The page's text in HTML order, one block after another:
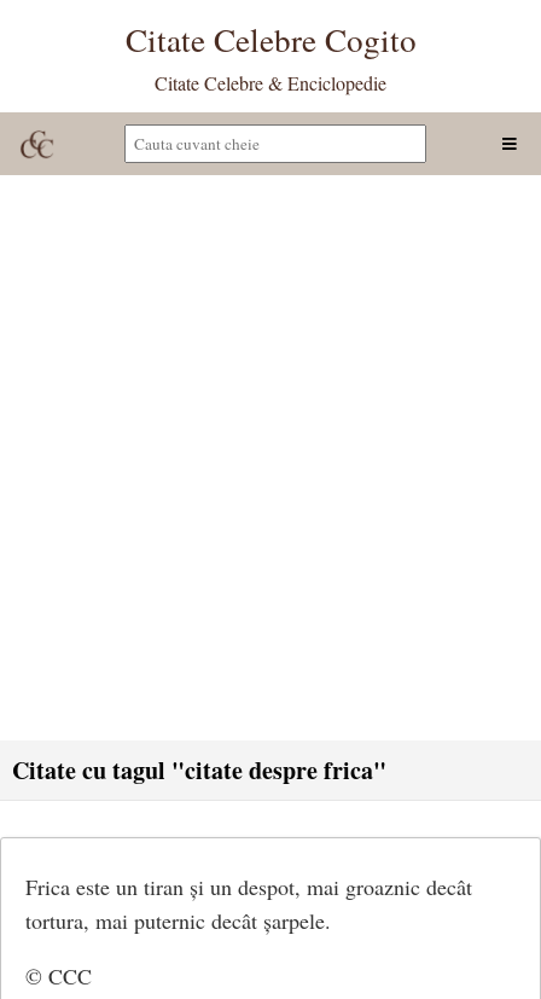
Citate Celebre Cogito
Citate Celebre & Enciclopedie
Citate cu tagul "citate despre frica"
Frica este un tiran și un despot, mai groaznic decât
tortura, mai puternic decât șarpele.
© CCC